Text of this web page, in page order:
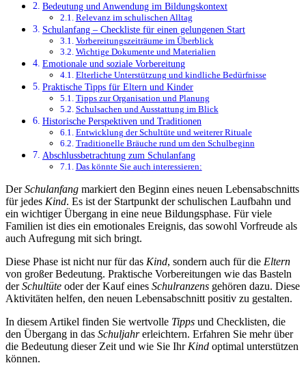
Bedeutung und Anwendung im Bildungskontext
Relevanz im schulischen Alltag
Schulanfang – Checkliste für einen gelungenen Start
Vorbereitungszeiträume im Überblick
Wichtige Dokumente und Materialien
Emotionale und soziale Vorbereitung
Elterliche Unterstützung und kindliche Bedürfnisse
Praktische Tipps für Eltern und Kinder
Tipps zur Organisation und Planung
Schulsachen und Ausstattung im Blick
Historische Perspektiven und Traditionen
Entwicklung der Schultüte und weiterer Rituale
Traditionelle Bräuche rund um den Schulbeginn
Abschlussbetrachtung zum Schulanfang
Das könnte Sie auch interessieren:
DerSchulanfang markiert den Beginn eines neuen Lebensabschnitts
für jedes Kind. Es ist der Startpunkt der schulischen Laufbahn und
ein wichtiger Übergang in eine neue Bildungsphase. Für viele
Familien ist dies ein emotionales Ereignis, das sowohl Vorfreude als
auch Aufregung mit sich bringt.
Diese Phase ist nicht nur für das Kind, sondern auch für die Eltern
von großer Bedeutung. Praktische Vorbereitungen wie das Basteln
derSchultüte oder der Kauf eines Schulranzens gehören dazu. Diese
Aktivitäten helfen, den neuen Lebensabschnitt positiv zu gestalten.
In diesem Artikel finden Sie wertvolle Tipps und Checklisten, die
den Übergang in das Schuljahrerleichtern. Erfahren Sie mehr über
die Bedeutung dieser Zeit und wie Sie Ihr Kind optimal unterstützen
können.